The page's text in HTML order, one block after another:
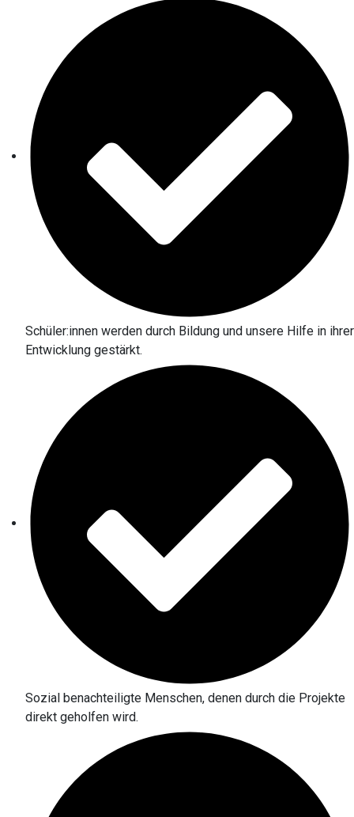
Schüler:innen werden durch Bildung und unsere Hilfe in ihrer
Entwicklung gestärkt.
Sozial benachteiligte Menschen, denen durch die Projekte
direkt geholfen wird.